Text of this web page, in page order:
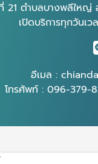
ตำบลบางพลีใหญ่
เปิดบริการทุกวันเ
อีเมล :
โทรศัพท์ : 096-379-